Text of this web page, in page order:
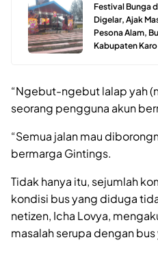
Festival Bunga
Digelar, Ajak
Pesona Alam,
Kabupaten Karo
“Ngebut-ngebut lalap yah
seorang pengguna akun
“Semua jalan mau
bermarga Gintings.
Tidak hanya itu, sejumlah
kondisi bus yang diduga
netizen, Icha Lovya,
masalah serupa dengan bus